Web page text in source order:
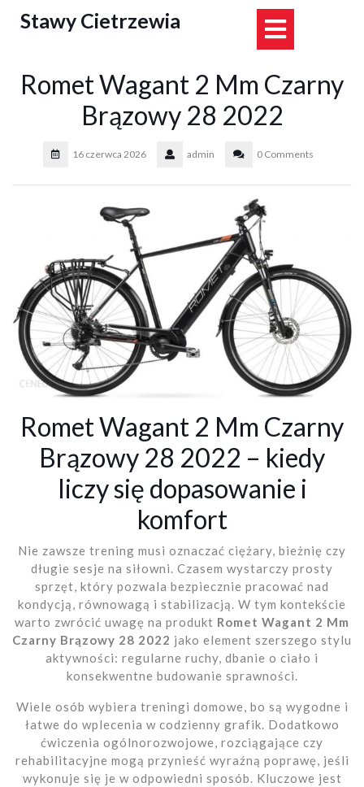
Stawy Cietrzewia
Romet Wagant 2 Mm Czarny
Brązowy 28 2022
16 czerwca 2026 admin 0 Comments
Romet Wagant 2 Mm Czarny
Brązowy 28 2022 – kiedy
liczy się dopasowanie i
komfort
Nie zawsze trening musi oznaczać ciężary, bieżnię czy
długie sesje na siłowni. Czasem wystarczy prosty
sprzęt, który pozwala bezpiecznie pracować nad
kondycją, równowagą i stabilizacją. W tym kontekście
warto zwrócić uwagę na produkt Romet Wagant 2 Mm
Czarny Brązowy 28 2022 jako element szerszego stylu
aktywności: regularne ruchy, dbanie o ciało i
konsekwentne budowanie sprawności.
Wiele osób wybiera treningi domowe, bo są wygodne i
łatwe do wplecenia w codzienny grafik. Dodatkowo
ćwiczenia ogólnorozwojowe, rozciągające czy
rehabilitacyjne mogą przynieść wyraźną poprawę, jeśli
wykonuje się je w odpowiedni sposób. Kluczowe jest